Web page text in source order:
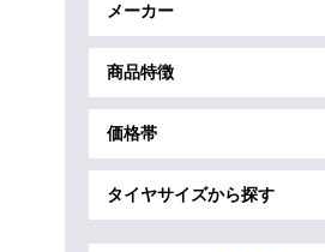
メーカー
商品特徴
価格帯
タイヤサイズから探す